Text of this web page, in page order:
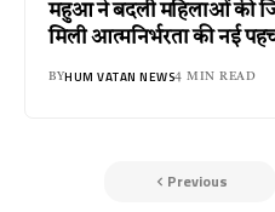
महुआ ने बदली महिलाओं की
मिली आत्मनिर्भरता की नई
BYHUM VATAN NEWS4 MIN READ
Previous